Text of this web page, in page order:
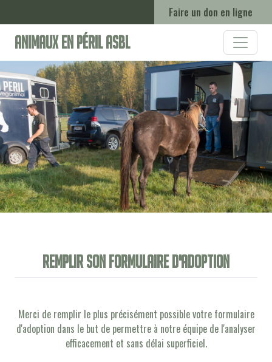
Faire un don en ligne
Animaux en Péril ASBL
Remplir son formulaire d'adoption
Merci de remplir le plus précisément possible votre formulaire
d'adoption dans le but de permettre à notre équipe de l'analyser
efficacement et sans délai superficiel.